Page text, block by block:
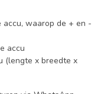
accu, waarop de + en -
accu
(lengte x breedte x